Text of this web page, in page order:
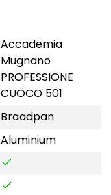
Accademia
Mugnano
PROFESSIONE
CUOCO 501
Braadpan
Aluminium